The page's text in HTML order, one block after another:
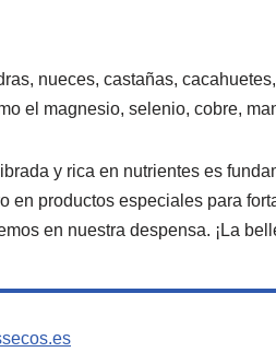
nueces, castañas,
el magnesio, selenio, cobre,
y rica en nutrientes es
en productos especiales para
en nuestra despensa. ¡La